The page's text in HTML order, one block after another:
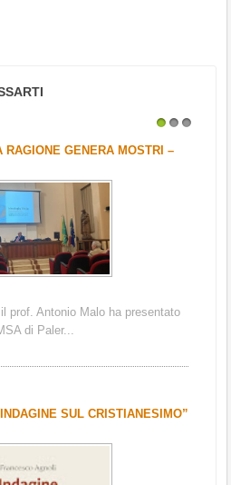
RAGIONE GENERA MOSTRI –
prof. Antonio Malo ha presentato
di Paler...
SUL CRISTIANESIMO”